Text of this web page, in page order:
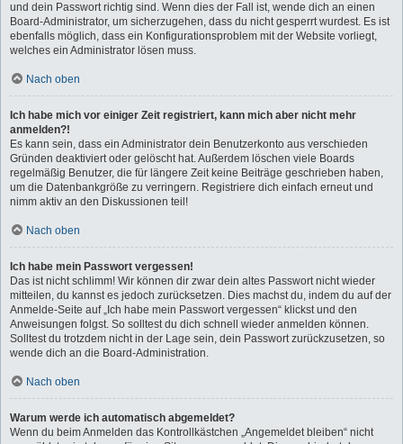
und dein Passwort richtig sind. Wenn dies der Fall ist, wende dich an einen
Board-Administrator, um sicherzugehen, dass du nicht gesperrt wurdest. Es ist
ebenfalls möglich, dass ein Konfigurationsproblem mit der Website vorliegt,
welches ein Administrator lösen muss.
Nach oben
Ich habe mich vor einiger Zeit registriert, kann mich aber nicht mehr
anmelden?!
Es kann sein, dass ein Administrator dein Benutzerkonto aus verschieden
Gründen deaktiviert oder gelöscht hat. Außerdem löschen viele Boards
regelmäßig Benutzer, die für längere Zeit keine Beiträge geschrieben haben,
um die Datenbankgröße zu verringern. Registriere dich einfach erneut und
nimm aktiv an den Diskussionen teil!
Nach oben
Ich habe mein Passwort vergessen!
Das ist nicht schlimm! Wir können dir zwar dein altes Passwort nicht wieder
mitteilen, du kannst es jedoch zurücksetzen. Dies machst du, indem du auf der
Anmelde-Seite auf „Ich habe mein Passwort vergessen“ klickst und den
Anweisungen folgst. So solltest du dich schnell wieder anmelden können.
Solltest du trotzdem nicht in der Lage sein, dein Passwort zurückzusetzen, so
wende dich an die Board-Administration.
Nach oben
Warum werde ich automatisch abgemeldet?
Wenn du beim Anmelden das Kontrollkästchen „Angemeldet bleiben“ nicht